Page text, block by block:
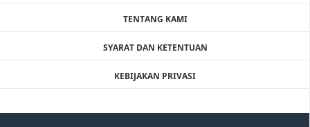
TENTANG KAMI
SYARAT DAN KETENTUAN
KEBIJAKAN PRIVASI